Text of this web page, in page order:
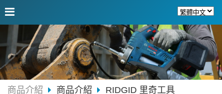
商品介紹 商品介紹 RIDGID 里奇工具